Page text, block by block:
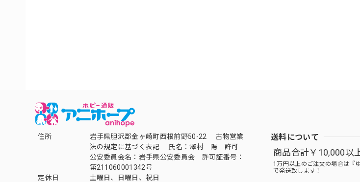
住所
岩手県胆沢郡金ヶ崎町西根前野50-22 古物営業
法の規定に基づく表記 氏名：澤村 陽 許可
公安委員会名：岩手県公安委員会 許可証番号：
第211060001342号
定休日
土曜日、日曜日、祝日
送料について
商品合計￥10,000以
1万円以上のご注文の場合は『
で発送致します！